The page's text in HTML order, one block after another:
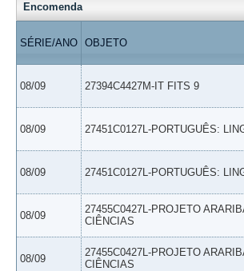
Encomenda
SÉRIE/ANO OBJETO
08/09 27394C4427M-IT FITS 9
08/09 27451C0127L-PORTUGUÊS:
08/09 27451C0127L-PORTUGUÊS:
08/09
27455C0427L-PROJETO
CIÊNCIAS
08/09
27455C0427L-PROJETO
CIÊNCIAS